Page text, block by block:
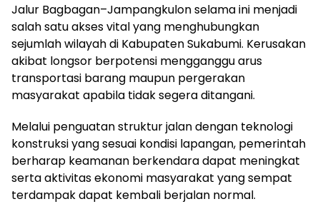
Jalur Bagbagan–Jampangkulon selama ini menjadi
salah satu akses vital yang menghubungkan
sejumlah wilayah di Kabupaten Sukabumi. Kerusakan
akibat longsor berpotensi mengganggu arus
transportasi barang maupun pergerakan
masyarakat apabila tidak segera ditangani.
Melalui penguatan struktur jalan dengan teknologi
konstruksi yang sesuai kondisi lapangan, pemerintah
berharap keamanan berkendara dapat meningkat
serta aktivitas ekonomi masyarakat yang sempat
terdampak dapat kembali berjalan normal.